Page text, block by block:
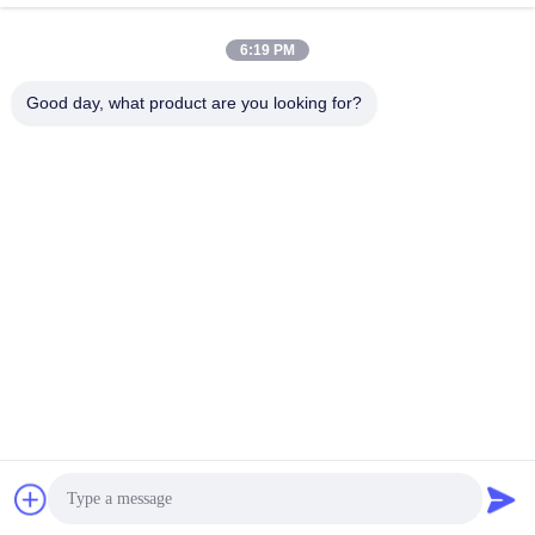
Tòa nhà 2 #, số 1000 Đại lộ Tiangong, đường Xinxing, Khu
2026 Sichuan Trixon Communication Technology Corp.,Ltd . Đã
6:19 PM
Good day, what product are you looking for?